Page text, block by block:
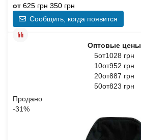
от 625 грн 350 грн
Сообщить, когда появится
Оптовые цены
5от1028 грн
10от952 грн
20от887 грн
50от823 грн
Продано
-31%